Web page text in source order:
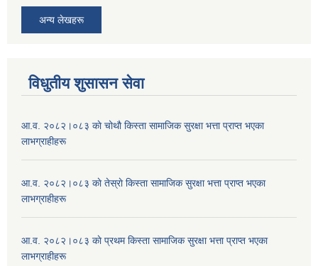
अन्य लेखहरू
विधुतीय शुसासन सेवा
आ.व. २०८२।०८३ काे चोथाै‌ किस्ता सामाजिक सुरक्षा भत्ता प्राप्त भएका
लाभग्राहीहरू
आ.व. २०८२।०८३ काे तेस्राे किस्ता सामाजिक सुरक्षा भत्ता प्राप्त भएका
लाभग्राहीहरू
आ.व. २०८२।०८३ काे प्रथम किस्ता सामाजिक सुरक्षा भत्ता प्राप्त भएका
लाभग्राहीहरू